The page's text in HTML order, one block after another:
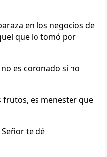
en los negocios de
que lo tomó por
es coronado si no
frutos, es menester que
te dé